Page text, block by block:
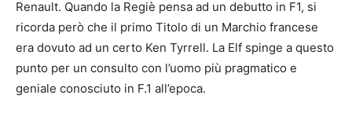
Renault. Quando la Regiè pensa ad un debutto in F1, si
ricorda però che il primo Titolo di un Marchio francese
era dovuto ad un certo Ken Tyrrell. La Elf spinge a questo
punto per un consulto con l’uomo più pragmatico e
geniale conosciuto in F.1 all’epoca.